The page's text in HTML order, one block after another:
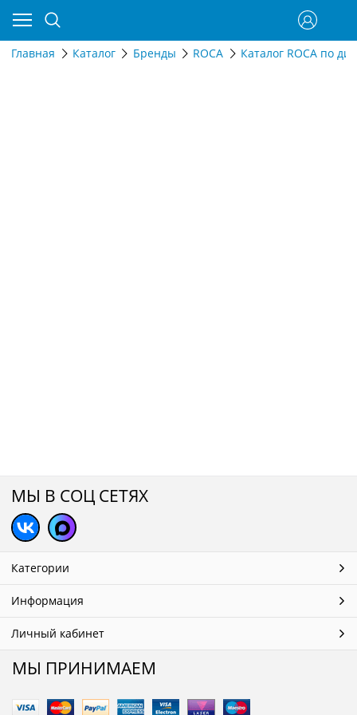
Главная Каталог Бренды ROCA Каталог ROCA по
МЫ В СОЦ СЕТЯХ
Категории
Информация
Личный кабинет
МЫ ПРИНИМАЕМ